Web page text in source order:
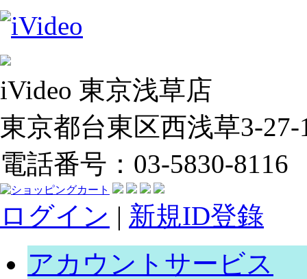
iVideo 東京浅草店
東京都台東区西浅草3-27-
電話番号：03-5830-8116
ログイン | 新規ID登錄
アカウントサービス